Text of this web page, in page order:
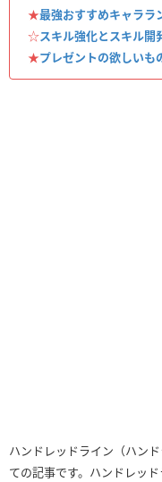
★最強おすすめキャララ
☆スキル強化とスキル開
★プレゼントの欲しいも
ハンドレッドライン（ハン
ての記事です。ハンドレッ